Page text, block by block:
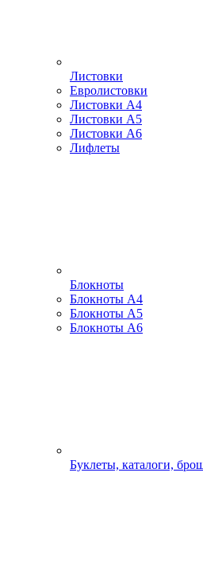
Листовки
Евролистовки
Листовки А4
Листовки А5
Листовки А6
Лифлеты
Блокноты
Блокноты А4
Блокноты А5
Блокноты А6
Буклеты, каталоги,